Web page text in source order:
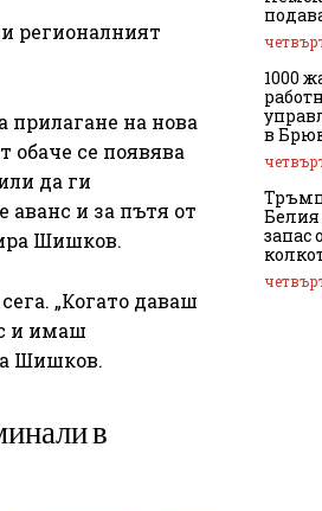
регионалният
прилагане на нова
обаче се появява
да ги
аванс и за пътя от
Шишков.
„Когато даваш
и имаш
Шишков.
в
1000
в
Тръмп
запас